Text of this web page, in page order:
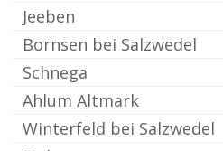
Jeeben
Bornsen bei Salzwedel
Schnega
Ahlum Altmark
Winterfeld bei Salzwedel